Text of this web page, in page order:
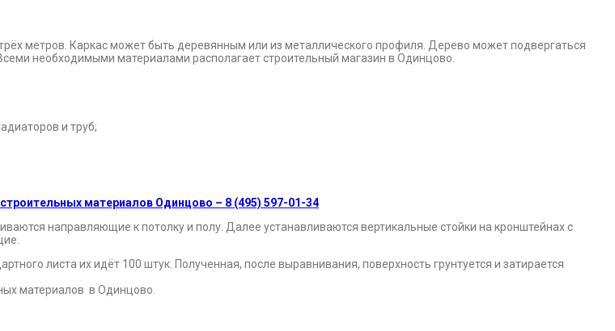
метров. Каркас может быть деревянным или из металлического профиля. Дерево может подвергаться
необходимыми материалами располагает строительный магазин в Одинцово.
и труб;
строительных материалов Одинцово – 8 (495) 597-01-34
направляющие к потолку и полу. Далее устанавливаются вертикальные стойки на кронштейнах с
листа их идёт 100 штук. Полученная, после выравнивания, поверхность грунтуется и затирается
материалов в Одинцово.